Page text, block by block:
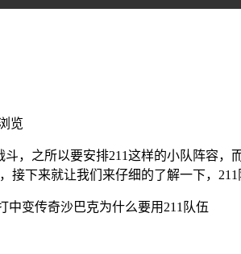
览
，之所以要安排211这样的小队阵容
下来就让我们来仔细的了解一下，211